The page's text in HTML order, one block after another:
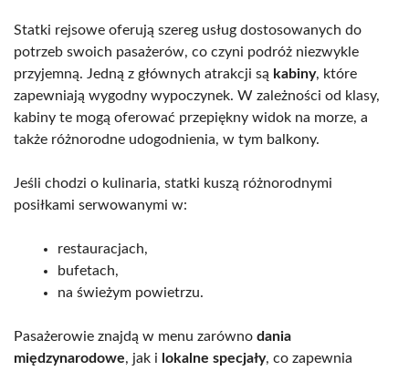
Statki rejsowe oferują szereg usług dostosowanych do
potrzeb swoich pasażerów, co czyni podróż niezwykle
przyjemną. Jedną z głównych atrakcji są kabiny, które
zapewniają wygodny wypoczynek. W zależności od klasy,
kabiny te mogą oferować przepiękny widok na morze, a
także różnorodne udogodnienia, w tym balkony.
Jeśli chodzi o kulinaria, statki kuszą różnorodnymi
posiłkami serwowanymi w:
restauracjach,
bufetach,
na świeżym powietrzu.
Pasażerowie znajdą w menu zarówno dania
międzynarodowe, jak i lokalne specjały, co zapewnia